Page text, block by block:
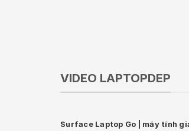
VIDEO LAPTOPDEP
Surface Laptop Go | máy tính